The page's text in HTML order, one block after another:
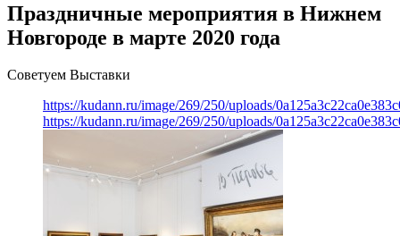
Праздничные мероприятия в Нижнем
Новгороде в марте 2020 года
Советуем Выставки
https://kudann.ru/image/269/250/uploads/
https://kudann.ru/image/269/250/uploads/